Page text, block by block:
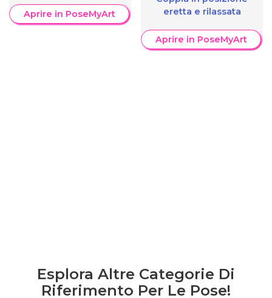
Aprire in PoseMyArt
eretta e rilassata
Aprire in PoseMyArt
Esplora Altre Categorie Di
Riferimento Per Le Pose!